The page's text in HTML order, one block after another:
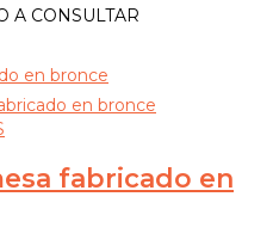
A CONSULTAR
fabricado en